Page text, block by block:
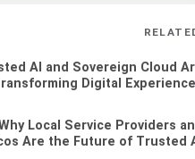
AI and Sovereign Cloud
Digital
Local Service Providers
Are the Future of Trusted